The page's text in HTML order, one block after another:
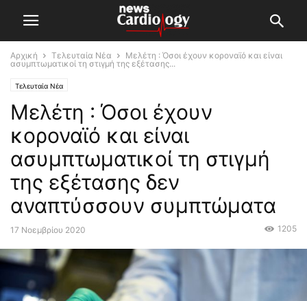
Αρχική Τελευταία Νέα
Μελέτη : Όσοι έχουν κοροναϊό και είναι
ασυμπτωματικοί τη στιγμή της εξέτασης...
Τελευταία Νέα
Μελέτη : Όσοι έχουν
κοροναϊό και είναι
ασυμπτωματικοί τη στιγμή
της εξέτασης δεν
αναπτύσσουν συμπτώματα
17 Νοεμβρίου 2020 1205